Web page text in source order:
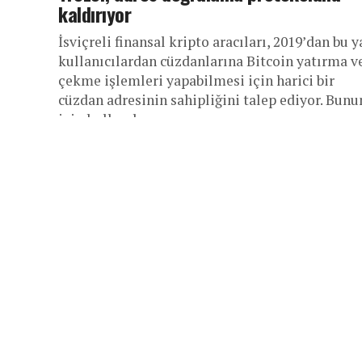
kaldırıyor
İsviçreli finansal kripto aracıları, 2019’dan bu
kullanıcılardan cüzdanlarına Bitcoin yatırma
çekme işlemleri yapabilmesi için harici bir
cüzdan adresinin sahipliğini talep ediyor.
için kullanılan...